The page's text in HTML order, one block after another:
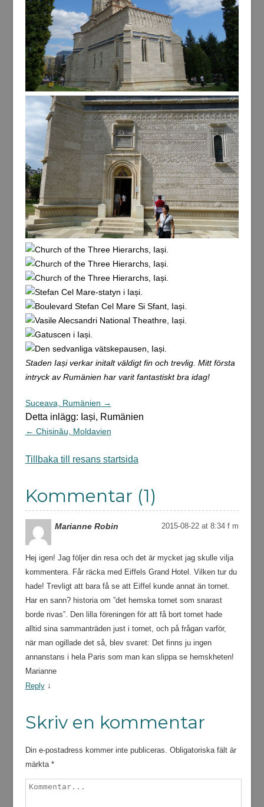
Staden Iași verkar initalt väldigt fin och trevlig. Mitt första
intryck av Rumänien har varit fantastiskt bra idag!
Suceava, Rumänien →
Detta inlägg: Iași, Rumänien
← Chișinău, Moldavien
Tillbaka till resans startsida
Kommentar (1)
Marianne Robin 2015-08-22 at 8:34 f m
Hej igen! Jag följer din resa och det är mycket jag skulle vilja
kommentera. Får räcka med Eiffels Grand Hotel. Vilken tur du
hade! Trevligt att bara få se att Eiffel kunde annat än tornet.
Har en sann? historia om ”det hemska tornet som snarast
borde rivas”. Den lilla föreningen för att få bort tornet hade
alltid sina sammanträden just i tornet, och på frågan varför,
när man ogillade det så, blev svaret: Det finns ju ingen
annanstans i hela Paris som man kan slippa se hemskheten!
Marianne
Reply ↓
Skriv en kommentar
Din e-postadress kommer inte publiceras. Obligatoriska fält är
märkta *